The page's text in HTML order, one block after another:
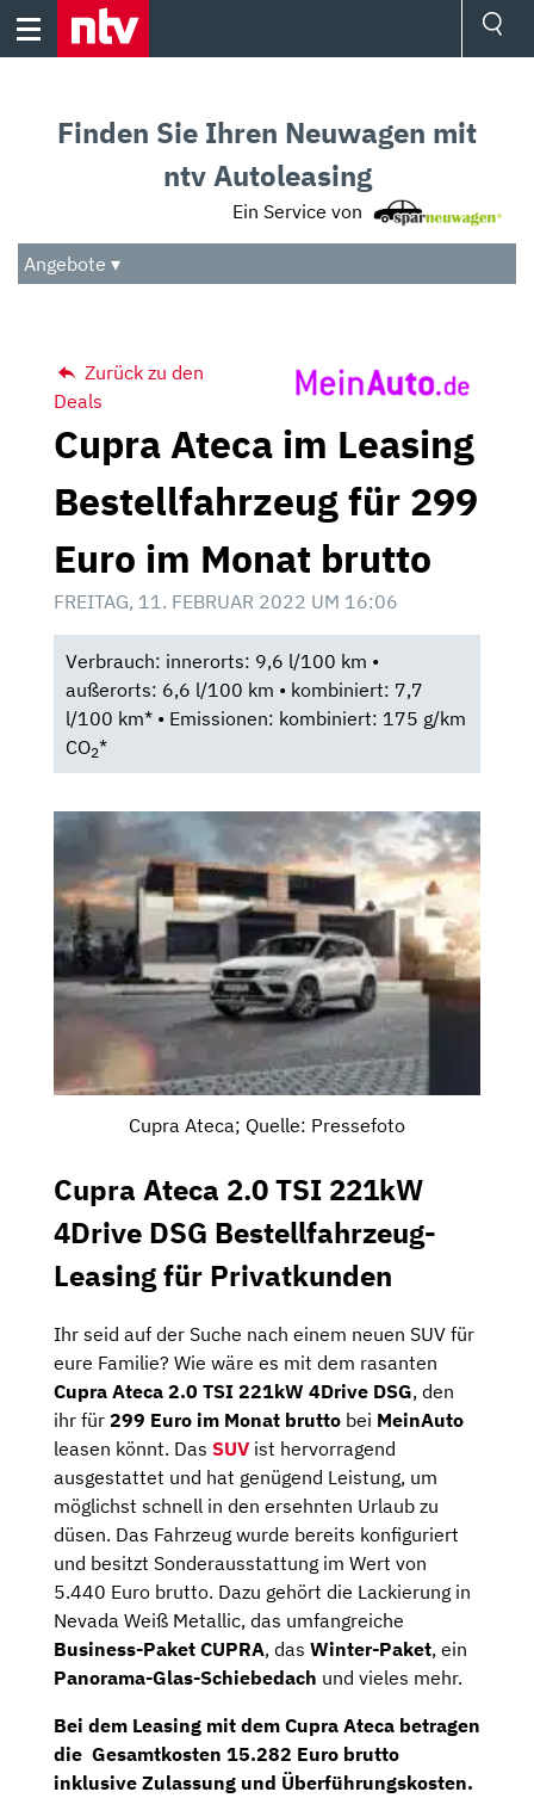
Skip
Audio
Das Beste
Finden Sie Ihren Neuwagen mit
ntv Autoleasing
Ein Service von
Angebote ▾
Zurück zu den
Deals
Cupra Ateca im Leasing
Bestellfahrzeug für 299
Euro im Monat brutto
FREITAG, 11. FEBRUAR 2022 UM 16:06
Verbrauch: innerorts: 9,6 l/100 km •
außerorts: 6,6 l/100 km • kombiniert: 7,7
l/100 km* • Emissionen: kombiniert: 175 g/km
CO2*
Cupra Ateca; Quelle: Pressefoto
Cupra Ateca 2.0 TSI 221kW
4Drive DSG Bestellfahrzeug-
Leasing für Privatkunden
Ihr seid auf der Suche nach einem neuen SUV für
eure Familie? Wie wäre es mit dem rasanten
Cupra Ateca 2.0 TSI 221kW 4Drive DSG, den
ihr für 299 Euro im Monat brutto bei MeinAuto
leasen könnt. Das SUV ist hervorragend
ausgestattet und hat genügend Leistung, um
möglichst schnell in den ersehnten Urlaub zu
düsen. Das Fahrzeug wurde bereits konfiguriert
und besitzt Sonderausstattung im Wert von
5.440 Euro brutto. Dazu gehört die Lackierung in
Nevada Weiß Metallic, das umfangreiche
Business-Paket CUPRA, das Winter-Paket, ein
Panorama-Glas-Schiebedach und vieles mehr.
Bei dem Leasing mit dem Cupra Ateca betragen
die Gesamtkosten 15.282 Euro brutto
inklusive Zulassung und Überführungskosten.